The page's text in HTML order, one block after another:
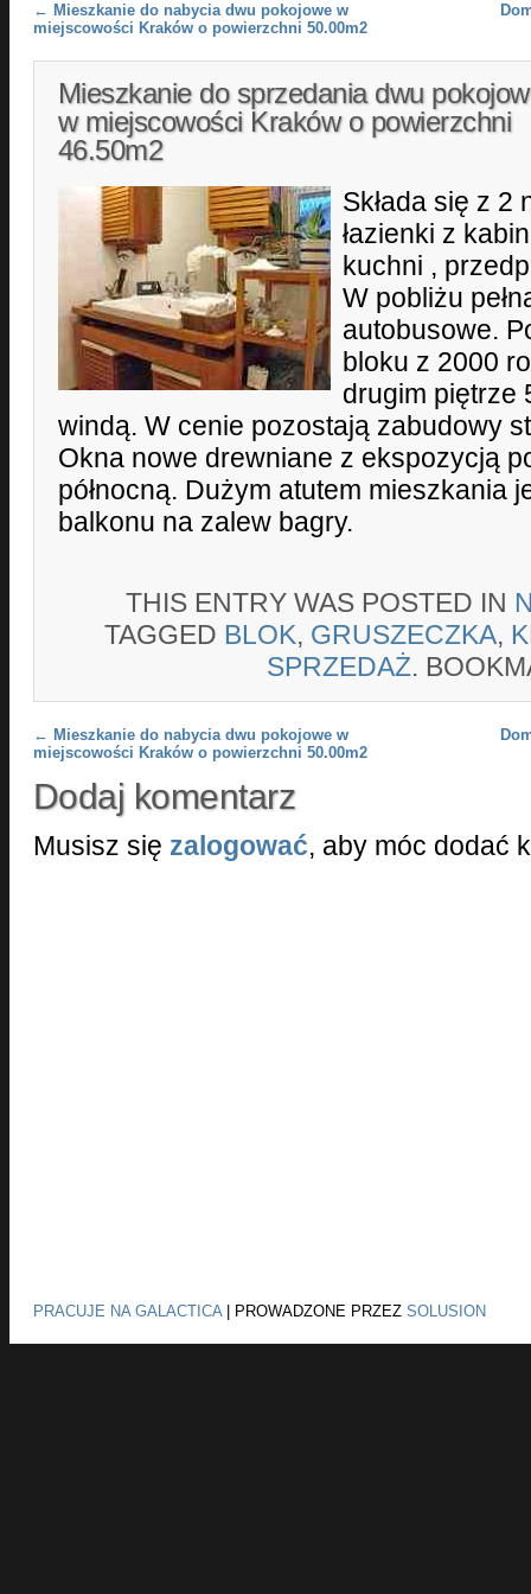
Post navigation
← Mieszkanie do nabycia dwu pokojowe w
miejscowości Kraków o powierzchni 50.00m2
Mieszkanie do sprzedania dwu
w miejscowości Kraków o powierzchni
46.50m2
Składa się z 2
łazienki z
kuchni ,
W pobliżu
autobusowe.
bloku z 2000
drugim piętrze
windą. W cenie pozostają zabudowy
Okna nowe drewniane z ekspozycją
północną. Dużym atutem mieszkania
balkonu na zalew bagry.
THIS ENTRY WAS POSTED IN
TAGGED BLOK, GRUSZECZKA,
SPRZEDAŻ.
Post navigation
← Mieszkanie do nabycia dwu pokojowe w
miejscowości Kraków o powierzchni 50.00m2
Dodaj komentarz
Musisz się zalogować, aby móc dodać
PRACUJE NA GALACTICA| PROWADZONE PRZEZ SOLUSION